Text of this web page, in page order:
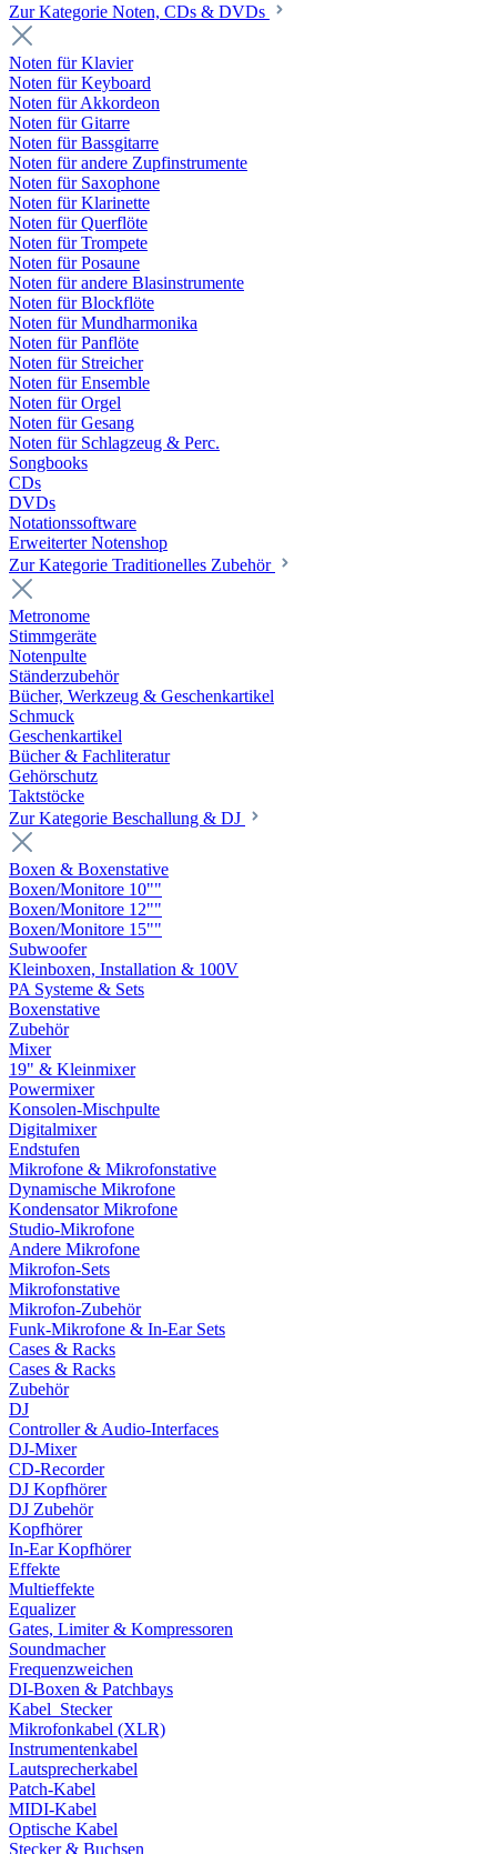
Zur Kategorie Noten, CDs & DVDs
Noten für Klavier
Noten für Keyboard
Noten für Akkordeon
Noten für Gitarre
Noten für Bassgitarre
Noten für andere Zupfinstrumente
Noten für Saxophone
Noten für Klarinette
Noten für Querflöte
Noten für Trompete
Noten für Posaune
Noten für andere Blasinstrumente
Noten für Blockflöte
Noten für Mundharmonika
Noten für Panflöte
Noten für Streicher
Noten für Ensemble
Noten für Orgel
Noten für Gesang
Noten für Schlagzeug & Perc.
Songbooks
CDs
DVDs
Notationssoftware
Erweiterter Notenshop
Zur Kategorie Traditionelles Zubehör
Metronome
Stimmgeräte
Notenpulte
Ständerzubehör
Bücher, Werkzeug & Geschenkartikel
Schmuck
Geschenkartikel
Bücher & Fachliteratur
Gehörschutz
Taktstöcke
Zur Kategorie Beschallung & DJ
Boxen & Boxenstative
Boxen/Monitore 10""
Boxen/Monitore 12""
Boxen/Monitore 15""
Subwoofer
Kleinboxen, Installation & 100V
PA Systeme & Sets
Boxenstative
Zubehör
Mixer
19" & Kleinmixer
Powermixer
Konsolen-Mischpulte
Digitalmixer
Endstufen
Mikrofone & Mikrofonstative
Dynamische Mikrofone
Kondensator Mikrofone
Studio-Mikrofone
Andere Mikrofone
Mikrofon-Sets
Mikrofonstative
Mikrofon-Zubehör
Funk-Mikrofone & In-Ear Sets
Cases & Racks
Cases & Racks
Zubehör
DJ
Controller & Audio-Interfaces
DJ-Mixer
CD-Recorder
DJ Kopfhörer
DJ Zubehör
Kopfhörer
In-Ear Kopfhörer
Effekte
Multieffekte
Equalizer
Gates, Limiter & Kompressoren
Soundmacher
Frequenzweichen
DI-Boxen & Patchbays
Kabel_Stecker
Mikrofonkabel (XLR)
Instrumentenkabel
Lautsprecherkabel
Patch-Kabel
MIDI-Kabel
Optische Kabel
Stecker & Buchsen